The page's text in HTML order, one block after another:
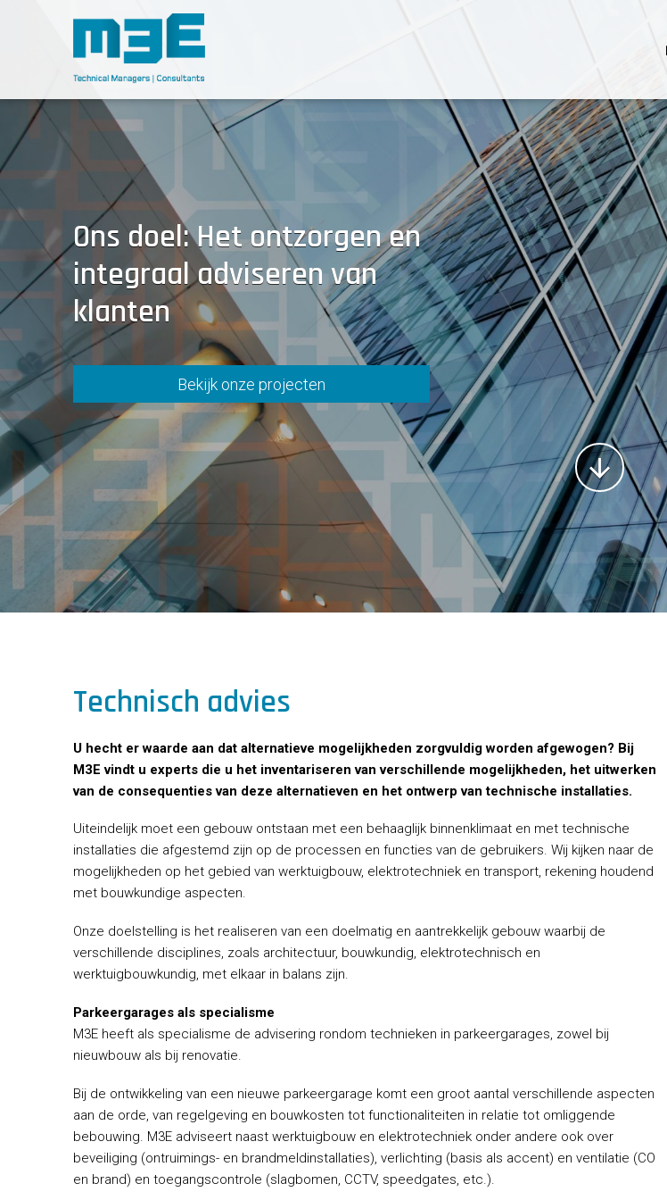
Spring
naar
de
inhoud
naar
Ons doel: Het ontzorgen en
integraal adviseren van
klanten
Bekijk onze projecten
Technisch advies
U hecht er waarde aan dat alternatieve mogelijkheden zorgvuldig worden afgewogen? Bij
M3E vindt u experts die u het inventariseren van verschillende mogelijkheden, het uitwerken
van de consequenties van deze alternatieven en het ontwerp van technische installaties.
Uiteindelijk moet een gebouw ontstaan met een behaaglijk binnenklimaat en met technische
installaties die afgestemd zijn op de processen en functies van de gebruikers. Wij kijken naar de
mogelijkheden op het gebied van werktuigbouw, elektrotechniek en transport, rekening houdend
met bouwkundige aspecten.
Onze doelstelling is het realiseren van een doelmatig en aantrekkelijk gebouw waarbij de
verschillende disciplines, zoals architectuur, bouwkundig, elektrotechnisch en
werktuigbouwkundig, met elkaar in balans zijn.
Parkeergarages als specialisme
M3E heeft als specialisme de advisering rondom technieken in parkeergarages, zowel bij
nieuwbouw als bij renovatie.
Bij de ontwikkeling van een nieuwe parkeergarage komt een groot aantal verschillende aspecten
aan de orde, van regelgeving en bouwkosten tot functionaliteiten in relatie tot omliggende
bebouwing. M3E adviseert naast werktuigbouw en elektrotechniek onder andere ook over
beveiliging (ontruimings- en brandmeldinstallaties), verlichting (basis als accent) en ventilatie (CO
en brand) en toegangscontrole (slagbomen, CCTV, speedgates, etc.).